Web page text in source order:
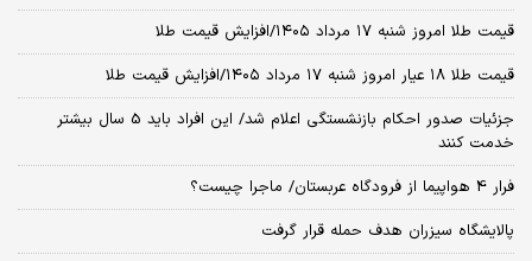
قیمت طلا امروز شنبه ۱۷ مرداد ۱۴۰۵/افزایش قیمت طلا
قیمت طلا ۱۸ عیار امروز شنبه ۱۷ مرداد ۱۴۰۵/افزایش قیمت طلا
جزئیات صدور احکام بازنشستگی اعلام شد/ این افراد باید 5 سال بیشتر
خدمت کنند
فرار 4 هواپیما از فرودگاه عربستان/ ماجرا چیست؟
پالایشگاه سیزران هدف حمله قرار گرفت